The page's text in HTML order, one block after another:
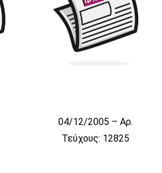
04/12/2005 – Αρ.
Τεύχους: 12825